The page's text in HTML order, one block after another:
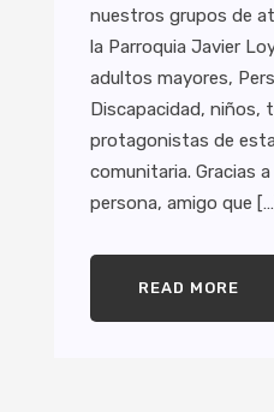
nuestros grupos de
la Parroquia Javier
adultos mayores,
Discapacidad, niños,
protagonistas de
comunitaria. Gracias
persona, amigo que
READ MORE